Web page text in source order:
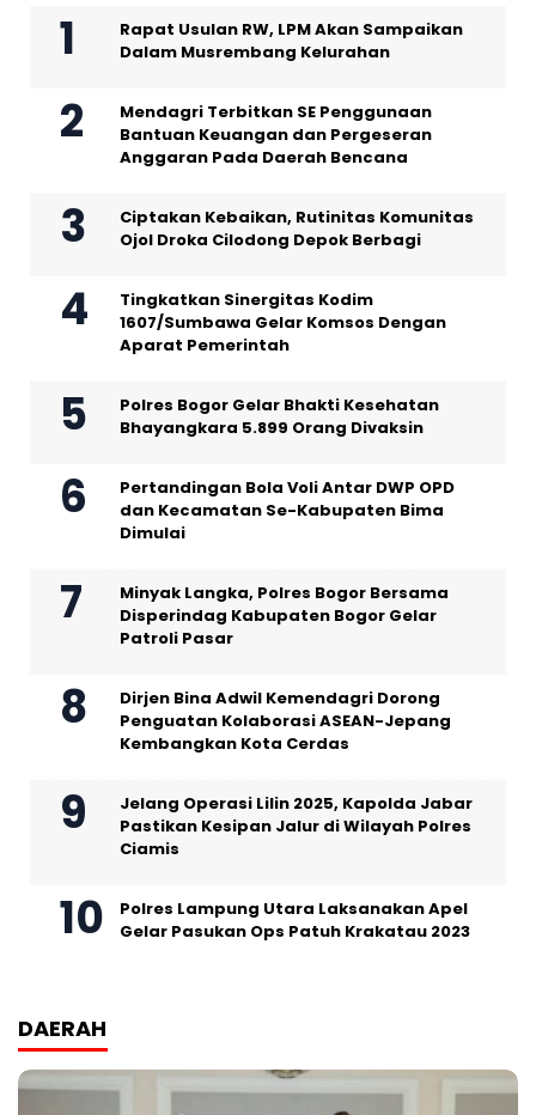
Rapat Usulan RW, LPM Akan Sampaikan
Dalam Musrembang Kelurahan
Mendagri Terbitkan SE Penggunaan
Bantuan Keuangan dan Pergeseran
Anggaran Pada Daerah Bencana
Ciptakan Kebaikan, Rutinitas Komunitas
Ojol Droka Cilodong Depok Berbagi
Tingkatkan Sinergitas Kodim
1607/Sumbawa Gelar Komsos Dengan
Aparat Pemerintah
Polres Bogor Gelar Bhakti Kesehatan
Bhayangkara 5.899 Orang Divaksin
Pertandingan Bola Voli Antar DWP OPD
dan Kecamatan Se-Kabupaten Bima
Dimulai
Minyak Langka, Polres Bogor Bersama
Disperindag Kabupaten Bogor Gelar
Patroli Pasar
Dirjen Bina Adwil Kemendagri Dorong
Penguatan Kolaborasi ASEAN-Jepang
Kembangkan Kota Cerdas
Jelang Operasi Lilin 2025, Kapolda Jabar
Pastikan Kesipan Jalur di Wilayah Polres
Ciamis
Polres Lampung Utara Laksanakan Apel
Gelar Pasukan Ops Patuh Krakatau 2023
DAERAH